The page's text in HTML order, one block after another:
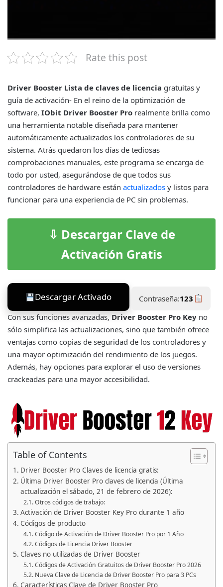
Rate this post
Driver Booster Lista de claves de licencia gratuitas y
guía de activación- En el reino de la optimización de
software, IObit Driver Booster Pro realmente brilla como
una herramienta notable diseñada para mantener
automáticamente actualizados los controladores de su
sistema. Atrás quedaron los días de tediosas
comprobaciones manuales, este programa se encarga de
todo por usted, asegurándose de que todos sus
controladores de hardware están actualizados y listos para
funcionar para una experiencia de PC sin problemas.
⇩ Descargar Clave de
Activación Gratis
Descargar Activado Contraseña:123
Con sus funciones avanzadas, Driver Booster Pro Key no
sólo simplifica las actualizaciones, sino que también ofrece
ventajas como copias de seguridad de los controladores y
una mayor optimización del rendimiento de los juegos.
Además, hay opciones para explorar el uso de versiones
crackeadas para una mayor accesibilidad.
Table of Contents
Driver Booster Pro Claves de licencia gratis:
Última Driver Booster Pro claves de licencia (Última
actualización el sábado, 21 de febrero de 2026):
Otros códigos de trabajo:
Activación de Driver Booster Key Pro durante 1 año
Códigos de producto
Código de Activación de Driver Booster Pro por 1 Año
Códigos de Licencia Driver Booster
Claves no utilizadas de Driver Booster
Códigos de Activación Gratuitos de Driver Booster Pro 2026
Nueva Clave de Licencia de Driver Booster Pro para 3 PCs
Características Clave de Driver Booster Pro